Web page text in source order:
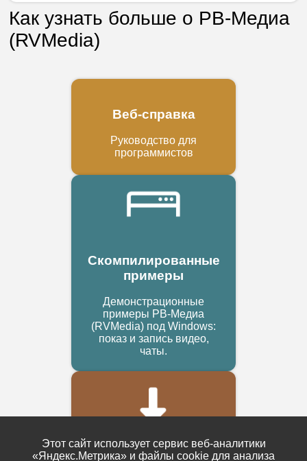
Как узнать больше о РВ-Медиа
(RVMedia)
Веб-справка
Руководство для
программистов
Скомпилированные
примеры
Демонстрационные
примеры РВ-Медиа
(RVMedia) под Windows:
показ и запись видео,
чаты.
Этот сайт использует сервис веб-аналитики
«Яндекс.Метрика» и файлы cookie для анализа